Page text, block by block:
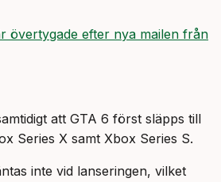
övertygade efter nya mailen från
att GTA 6 först släpps till
Series X samt Xbox Series S.
inte vid lanseringen, vilket